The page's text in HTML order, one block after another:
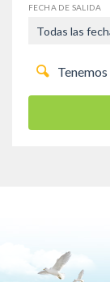
FECHA DE SALIDA
Tenemos